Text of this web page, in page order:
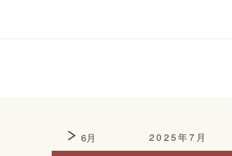
2025年7月
6月